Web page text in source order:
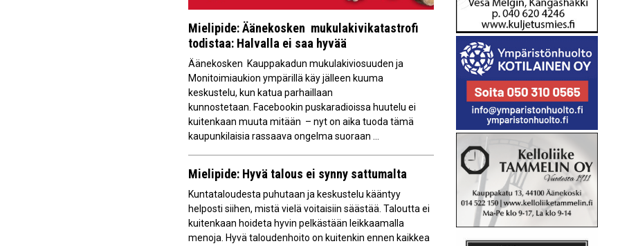
Mielipide: Äänekosken mukulakivikatastrofi
todistaa: Halvalla ei saa hyvää
Äänekosken Kauppakadun mukulakiviosuuden ja
Monitoimiaukion ympärillä käy jälleen kuuma
keskustelu, kun katua parhaillaan
kunnostetaan. Facebookin puskaradioissa huutelu ei
kuitenkaan muuta mitään – nyt on aika tuoda tämä
kaupunkilaisia rassaava ongelma suoraan ...
Mielipide: Hyvä talous ei synny sattumalta
Kuntataloudesta puhutaan ja keskustelu kääntyy
helposti siihen, mistä vielä voitaisiin säästää. Taloutta ei
kuitenkaan hoideta hyvin pelkästään leikkaamalla
menoja. Hyvä taloudenhoito on kuitenkin ennen kaikkea